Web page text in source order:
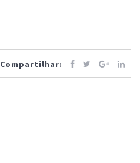
Compartilhar: